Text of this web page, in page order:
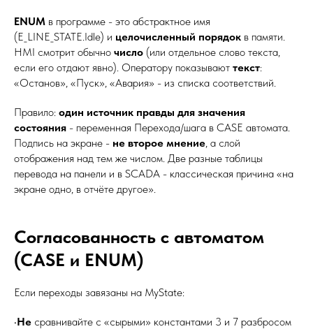
ENUM в программе - это абстрактное имя
(E_LINE_STATE.Idle) и целочисленный порядок в памяти.
HMI смотрит обычно число (или отдельное слово текста,
если его отдают явно). Оператору показывают текст:
«Останов», «Пуск», «Авария» - из списка соответствий.
Правило: один источник правды для значения
состояния - переменная Перехода/шага в CASE автомата.
Подпись на экране - не второе мнение, а слой
отображения над тем же числом. Две разные таблицы
перевода на панели и в SCADA - классическая причина «на
экране одно, в отчёте другое».
Согласованность с автоматом
(CASE и ENUM)
Если переходы завязаны на MyState:
•Не сравнивайте с «сырыми» константами 3 и 7 разбросом